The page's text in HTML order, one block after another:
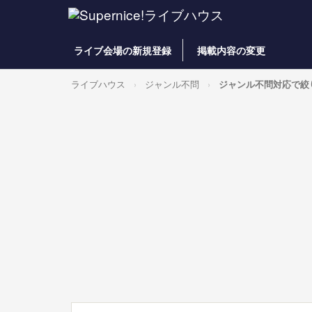
ライブ会場の新規登録 掲載内容の変更
ライブハウス ジャンル不問 ジャンル不問対応で